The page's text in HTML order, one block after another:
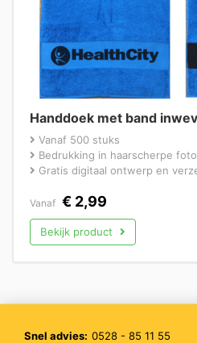
Handdoek met band
Vanaf 500 stuks
Bedrukking in haarscherpe
Gratis digitaal ontwerp en
Vanaf € 2,99
Bekijk product
Snel advies: 0528 - 85 11 55